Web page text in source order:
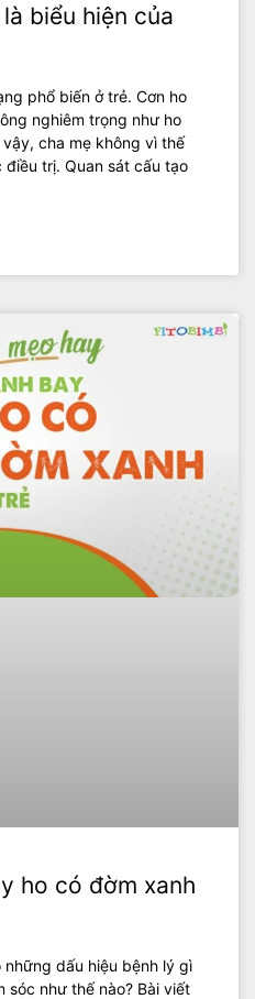
biểu hiện của
phổ biến ở trẻ. Cơn ho
nghiêm trọng như ho
cha mẹ không vì thế
điều trị. Quan sát cấu tạo
ho có đờm xanh
dấu hiệu bệnh lý gì
sóc như thế nào? Bài viết